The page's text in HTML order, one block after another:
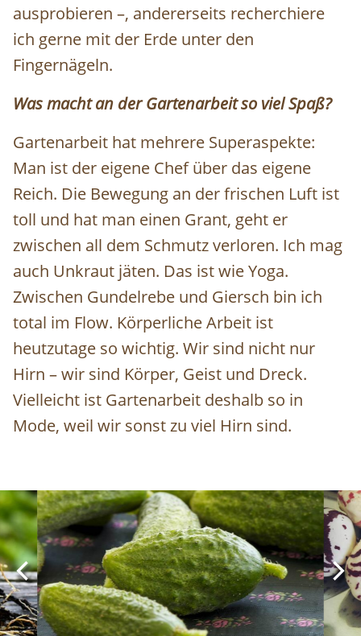
ausprobieren –, andererseits recherchiere
ich gerne mit der Erde unter den
Fingernägeln.
Was macht an der Gartenarbeit so viel Spaß?
Gartenarbeit hat mehrere Superaspekte:
Man ist der eigene Chef über das eigene
Reich. Die Bewegung an der frischen Luft ist
toll und hat man einen Grant, geht er
zwischen all dem Schmutz verloren. Ich mag
auch Unkraut jäten. Das ist wie Yoga.
Zwischen Gundelrebe und Giersch bin ich
total im Flow. Körperliche Arbeit ist
heutzutage so wichtig. Wir sind nicht nur
Hirn – wir sind Körper, Geist und Dreck.
Vielleicht ist Gartenarbeit deshalb so in
Mode, weil wir sonst zu viel Hirn sind.
Image